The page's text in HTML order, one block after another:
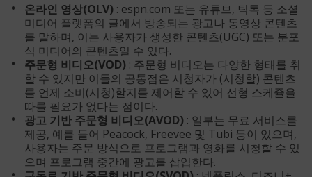
온라인 영상(OLV) : espn.com 또는 유튜브, 틱톡 등 소셜
미디어 플랫폼의 글에서 방송되는 광고나 동영상 콘텐츠
를 말하며, 이는 사용자가 생성한 콘텐츠(UGC) 또는 분포
식 미디어의 콘텐츠일 수 있다.
주문형 비디오(VOD) : 주문형 비디오는 다양한 형태를 취
할 수 있지만 이들의 공통점은 시청자가 (시청할) 콘텐츠
를 언제 소비(시청)할지를 제어할 수 있어 선형 스케쥴을
따를 필요가 없다는 점이다.
광고 기반 주문형 비디오(AVOD) : 일부는 무료 서비스를
제공, 예를 들어 Peacock, Freevee 및 Tubi 등이 있으며,
사용자는 주문 방식으로 프로그램과 영화를 시청할 수 있
으며 프로그램 중간에 광고를 삽입한다.